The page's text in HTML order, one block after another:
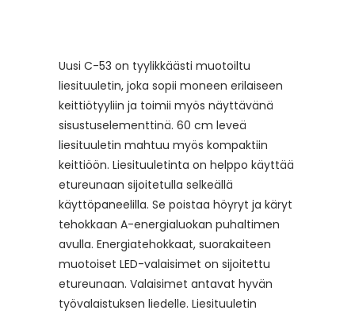
Uusi C-53 on tyylikkäästi muotoiltu
liesituuletin, joka sopii moneen erilaiseen
keittiötyyliin ja toimii myös näyttävänä
sisustuselementtinä. 60 cm leveä
liesituuletin mahtuu myös kompaktiin
keittiöön. Liesituuletinta on helppo käyttää
etureunaan sijoitetulla selkeällä
käyttöpaneelilla. Se poistaa höyryt ja käryt
tehokkaan A-energialuokan puhaltimen
avulla. Energiatehokkaat, suorakaiteen
muotoiset LED-valaisimet on sijoitettu
etureunaan. Valaisimet antavat hyvän
työvalaistuksen liedelle. Liesituuletin